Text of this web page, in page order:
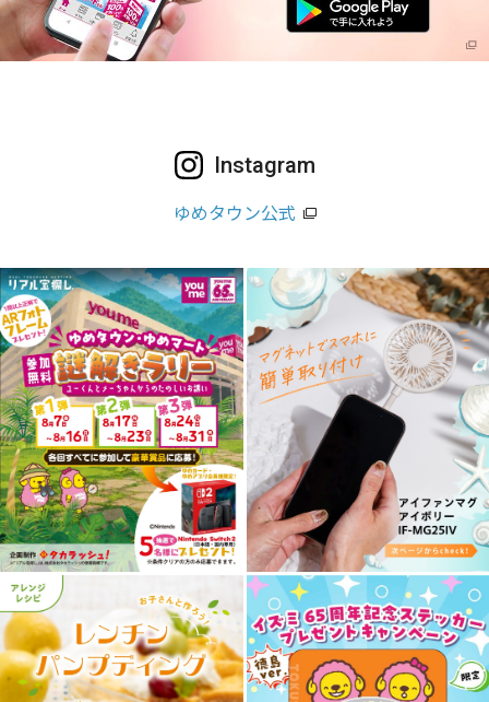
Instagram
ゆめタウン公式